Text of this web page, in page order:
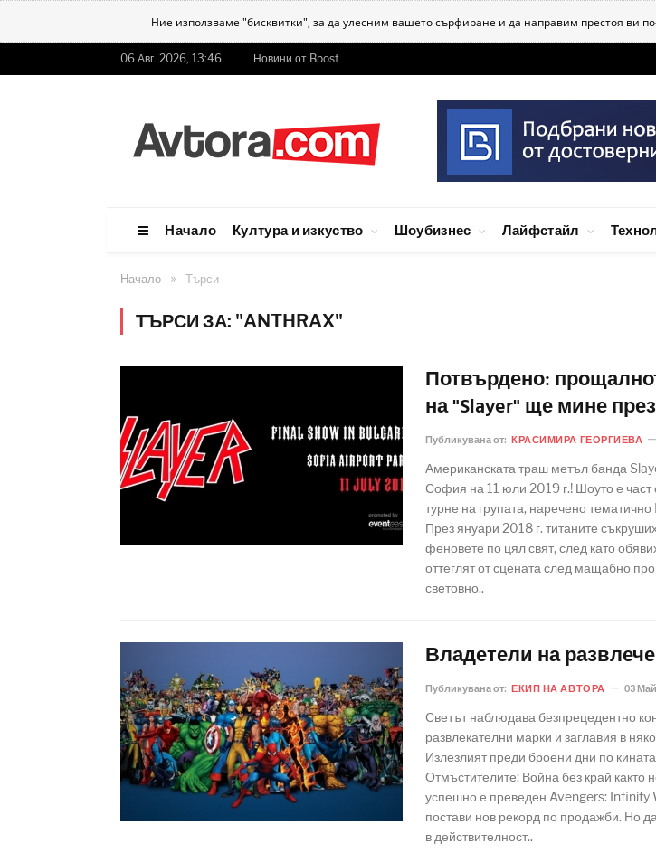
Ние използваме "бисквитки", за да улесним вашето сърфиране и да направим престоя ви
06 Авг. 2026, 13:46 Новини от Bpost
Начало Култура и изкуство Шоубизнес Лайфстайл
Начало » Търси
ТЪРСИ ЗА: "ANTHRAX"
Потвърдено:
на "Slayer" ще мине
Публикувана от: КРАСИМИРА ГЕОРГИЕВА
Американската траш метъл банда
София на 11 юли 2019 г.! Шоуто е част
турне на групата, наречено
През януари 2018 г. титаните
феновете по цял свят, след като
оттеглят от сцената след мащабно
световно..
Владетели на
Публикувана от: ЕКИП НА АВТОРА 03
Светът наблюдава безпрецедентно
развлекателни марки и заглавия в
Излезлият преди броени дни по
Отмъстителите: Война без край както
успешно е преведен Avengers: Infinity
постави нов рекорд по продажби. Но
в действителност..